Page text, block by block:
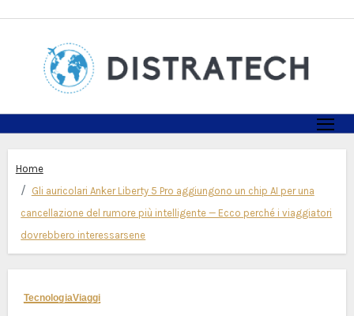
Home
Gli auricolari Anker Liberty 5 Pro aggiungono un chip AI per una
cancellazione del rumore più intelligente — Ecco perché i viaggiatori
dovrebbero interessarsene
TecnologiaViaggi